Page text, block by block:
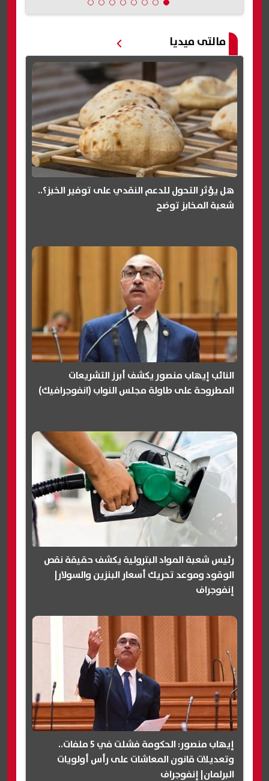
مالتى ميديا
هل يؤثر التحول للدعم النقدي على توفير الخبز؟..
شعبة المخابز توضح
النائب إيهاب منصور يكشف أبرز التشريعات
المطروحة على طاولة مجلس النواب (انفوجرافيك)
رئيس شعبة المواد البترولية يكشف حقيقة نقص
الوقود وموعد تحريك أسعار البنزين والسولار|
إنفوجراف
إيهاب منصور: الحكومة فشلت في 5 ملفات..
وتعديلات قانون المعاشات على رأس أولويات
البرلمان| إنفوجراف